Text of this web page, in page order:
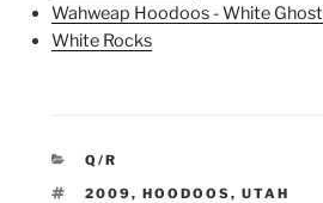
Wahweap Hoodoos - White Ghost
White Rocks
KATEGORIEN
Q/R
SCHLAGWÖRTER
2009, HOODOOS, UTAH